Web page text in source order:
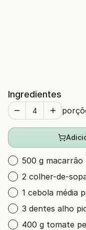
Ingredientes
500 g macarrão
2 colher-de-
1 cebola média
3 dentes alho
400 g tomate